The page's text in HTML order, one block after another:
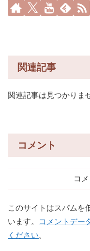
関連記事
関連記事は見つかりま
コメント
コ
このサイトはスパムを
います。
コメントデー
ください。